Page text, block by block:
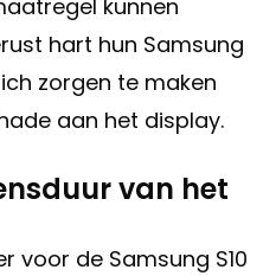
kunnen
hart hun Samsung
zorgen te maken
aan het display.
van het
voor de Samsung S10